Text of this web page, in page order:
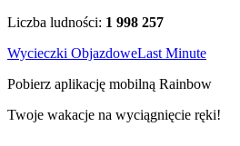
Liczba ludności: 1 998 257
Wycieczki ObjazdoweLast Minute
Pobierz aplikację mobilną Rainbow
Twoje wakacje na wyciągnięcie ręki!